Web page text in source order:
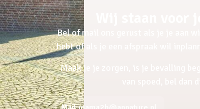
Bel of mail ons gerust als je je aan
hebt of als je een afspraak wil
Maak je je zorgen, is je bevalling